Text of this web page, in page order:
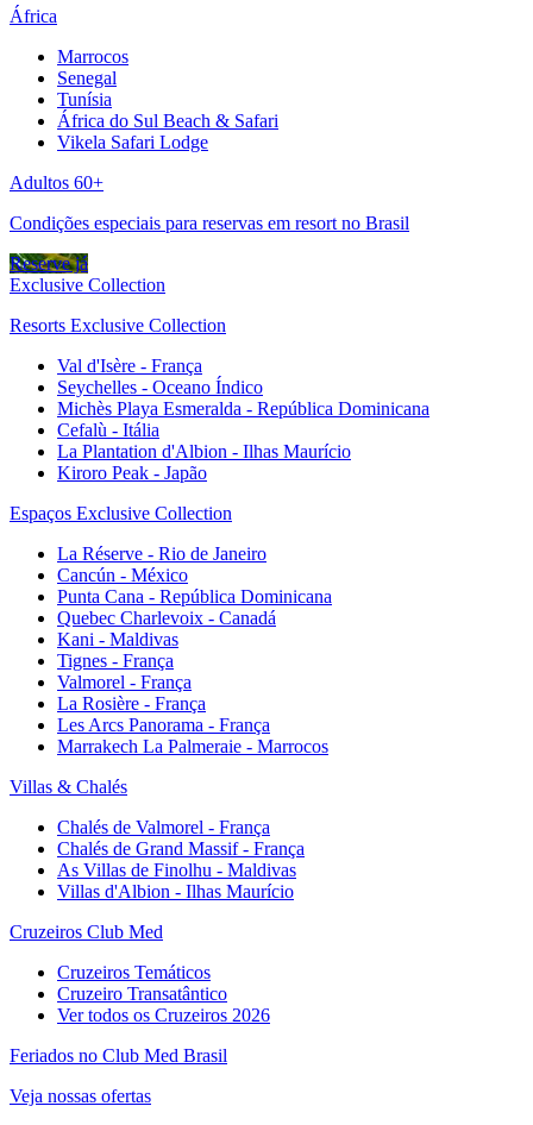
África
Marrocos
Senegal
Tunísia
África do Sul Beach & Safari
Vikela Safari Lodge
Adultos 60+
Condições especiais para reservas em resort no Brasil
Reserve já
Exclusive Collection
Resorts Exclusive Collection
Val d'Isère - França
Seychelles - Oceano Índico
Michès Playa Esmeralda - República Dominicana
Cefalù - Itália
La Plantation d'Albion - Ilhas Maurício
Kiroro Peak - Japão
Espaços Exclusive Collection
La Réserve - Rio de Janeiro
Cancún - México
Punta Cana - República Dominicana
Quebec Charlevoix - Canadá
Kani - Maldivas
Tignes - França
Valmorel - França
La Rosière - França
Les Arcs Panorama - França
Marrakech La Palmeraie - Marrocos
Villas & Chalés
Chalés de Valmorel - França
Chalés de Grand Massif - França
As Villas de Finolhu - Maldivas
Villas d'Albion - Ilhas Maurício
Cruzeiros Club Med
Cruzeiros Temáticos
Cruzeiro Transatântico
Ver todos os Cruzeiros 2026
Feriados no Club Med Brasil
Veja nossas ofertas